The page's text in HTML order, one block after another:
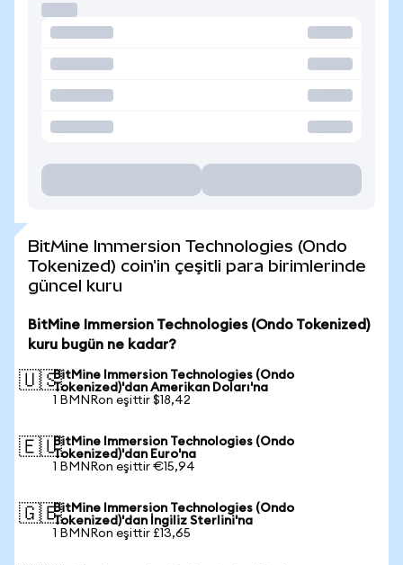
BitMine Immersion Technologies (Ondo
Tokenized) coin'in çeşitli para birimlerinde
güncel kuru
BitMine Immersion Technologies (Ondo Tokenized)
kuru bugün ne kadar?
🇺🇸BitMine Immersion Technologies (Ondo
Tokenized)'dan Amerikan Doları'na
1 BMNRon eşittir $18,42
🇪🇺BitMine Immersion Technologies (Ondo
Tokenized)'dan Euro'na
1 BMNRon eşittir €15,94
🇬🇧BitMine Immersion Technologies (Ondo
Tokenized)'dan İngiliz Sterlini'na
1 BMNRon eşittir £13,65